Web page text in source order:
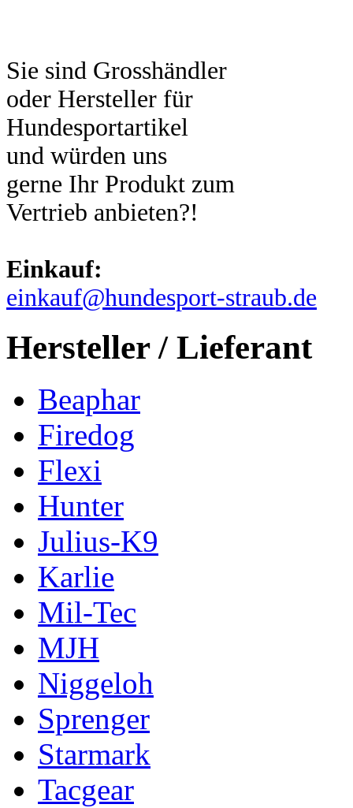
Sie sind Grosshändler
oder Hersteller für
Hundesportartikel
und würden uns
gerne Ihr Produkt zum
Vertrieb anbieten?!
Einkauf:
einkauf@hundesport-straub.de
Hersteller / Lieferant
Beaphar
Firedog
Flexi
Hunter
Julius-K9
Karlie
Mil-Tec
MJH
Niggeloh
Sprenger
Starmark
Tacgear